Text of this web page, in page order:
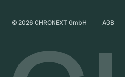
Vereinigtes Königreich
© 2026 CHRONEXT GmbH AGB